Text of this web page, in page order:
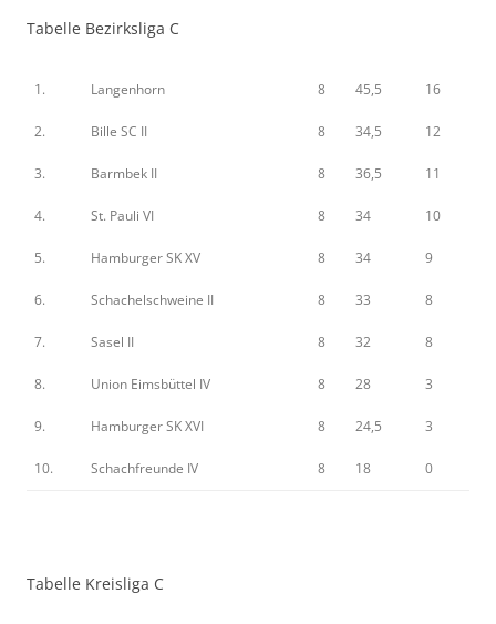
Tabelle Bezirksliga C
1. Langenhorn 8 45,5 16
2. Bille SC II 8 34,5 12
3. Barmbek II 8 36,5 11
4. St. Pauli VI 8 34 10
5. Hamburger SK XV 8 34 9
6. Schachelschweine II 8 33 8
7. Sasel II 8 32 8
8. Union Eimsbüttel IV 8 28 3
9. Hamburger SK XVI 8 24,5 3
10. Schachfreunde IV 8 18 0
Tabelle Kreisliga C